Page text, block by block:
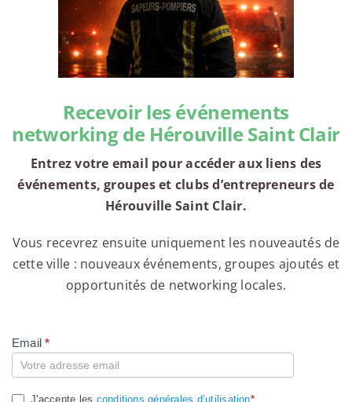
Recevoir les événements
networking de Hérouville Saint Clair
Entrez votre email pour accéder aux liens des
événements, groupes et clubs d’entrepreneurs de
Hérouville Saint Clair.
Vous recevrez ensuite uniquement les nouveautés de
cette ville : nouveaux événements, groupes ajoutés et
opportunités de networking locales.
Compte
Email*
J'accepte les conditions générales d’utilisation*